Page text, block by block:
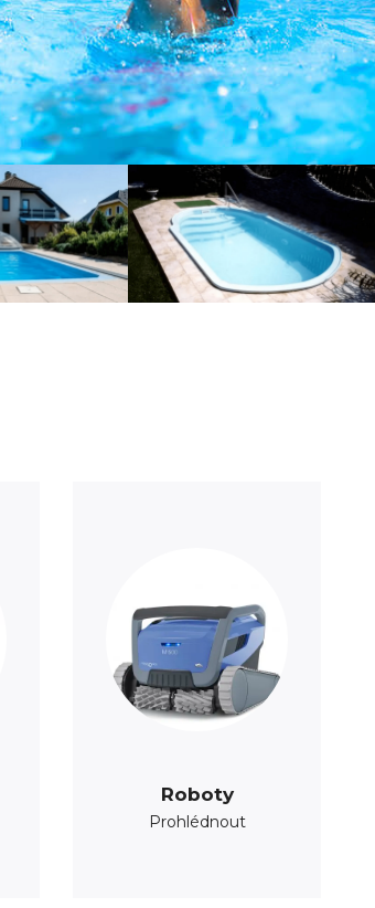
Roboty
Prohlédnout